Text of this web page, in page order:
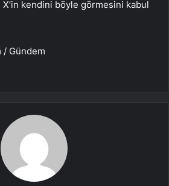
kendini böyle görmesini kabul
/ Gündem